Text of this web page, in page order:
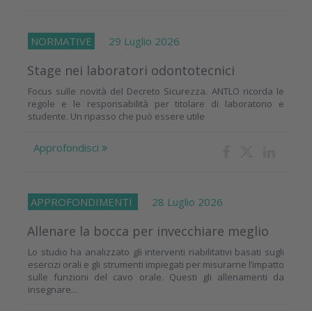
NORMATIVE 29 Luglio 2026
Stage nei laboratori odontotecnici
Focus sulle novità del Decreto Sicurezza. ANTLO ricorda le
regole e le responsabilità per titolare di laboratorio e
studente. Un ripasso che può essere utile
Approfondisci
APPROFONDIMENTI 28 Luglio 2026
Allenare la bocca per invecchiare meglio
Lo studio ha analizzato gli interventi riabilitativi basati sugli
esercizi orali e gli strumenti impiegati per misurarne l’impatto
sulle funzioni del cavo orale. Questi gli allenamenti da
insegnare...